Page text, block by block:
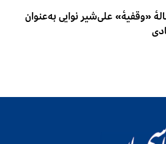
«وقفیۀ» علی‌شیر نوایی به‌عنوان